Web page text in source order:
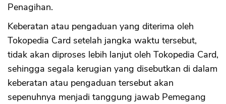
Penagihan.
Keberatan atau pengaduan yang diterima oleh
Tokopedia Card setelah jangka waktu tersebut,
tidak akan diproses lebih lanjut oleh Tokopedia Card,
sehingga segala kerugian yang disebutkan di dalam
keberatan atau pengaduan tersebut akan
sepenuhnya menjadi tanggung jawab Pemegang